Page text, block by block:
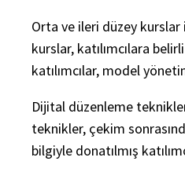
Orta ve ileri düzey
kurslar, katılımcılara
katılımcılar, model
Dijital düzenleme
teknikler, çekim
bilgiyle donatılmış